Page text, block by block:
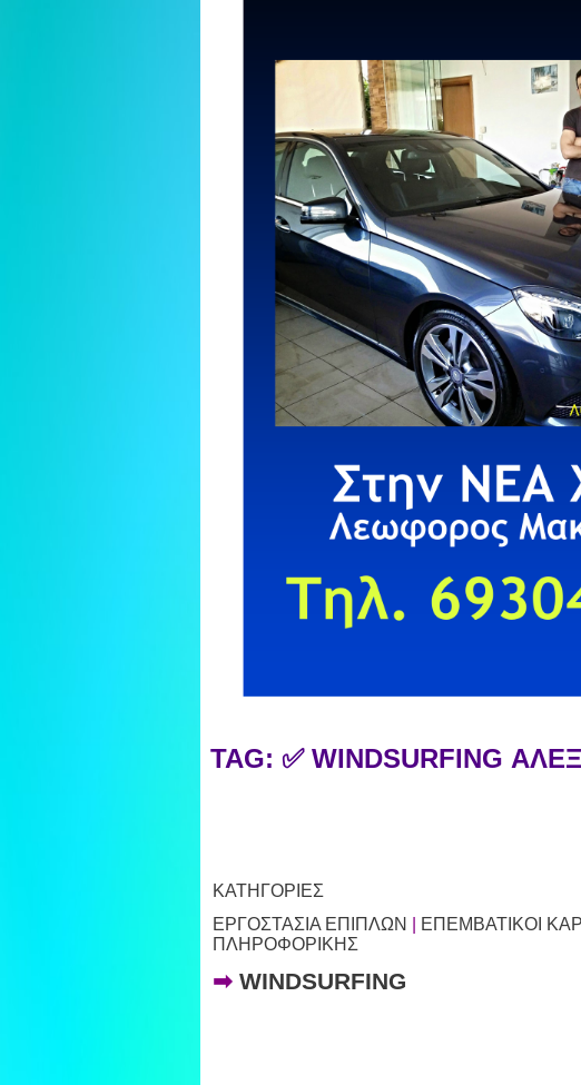
TAG: ✅ WINDSURFING
ΚΑΤΗΓΟΡΙΕΣ
ΕΡΓΟΣΤΑΣΙΑ ΕΠΙΠΛΩΝ
ΕΠΕΜΒΑΤΙΚΟΙ
ΠΛΗΡΟΦΟΡΙΚΗΣ
➡ WINDSURFING